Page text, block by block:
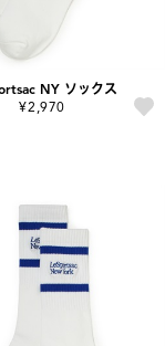
NY ソックス
¥2,970